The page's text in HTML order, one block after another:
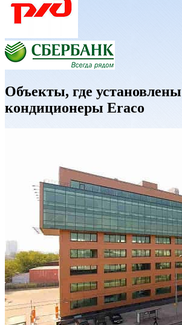
Объекты, где установлены
кондиционеры Eraco